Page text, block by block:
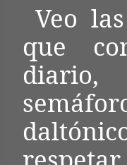
Veo
que
diario,